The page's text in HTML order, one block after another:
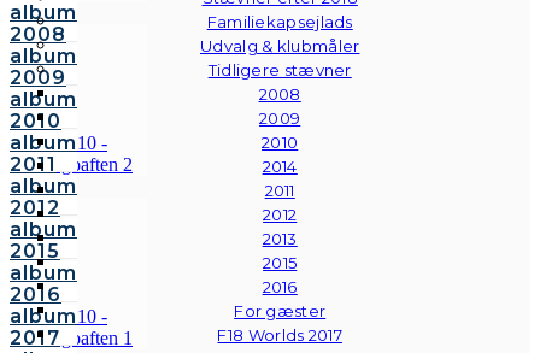
Familiekapsejlads
Udvalg & klubmåler
Tidligere stævner
2008
2009
2010
2014
2011
2012
2013
2015
2016
For gæster
F18 Worlds 2017
album
2008
album
2009
album
2010
album
2011
album
2012
album
2015
album
2016
album
2017